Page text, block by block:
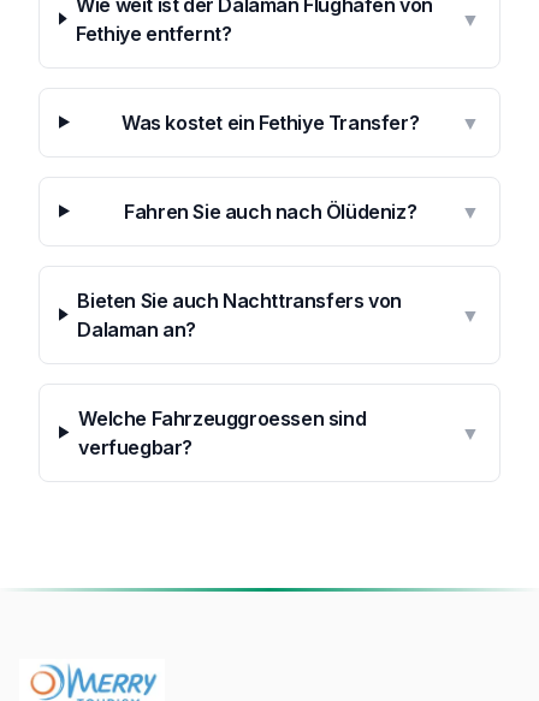
Fethiye entfernt?
▼
Was kostet ein Fethiye Transfer? ▼
Fahren Sie auch nach Ölüdeniz? ▼
Bieten Sie auch Nachttransfers von
Dalaman an?
▼
Welche Fahrzeuggroessen sind
verfuegbar?
▼